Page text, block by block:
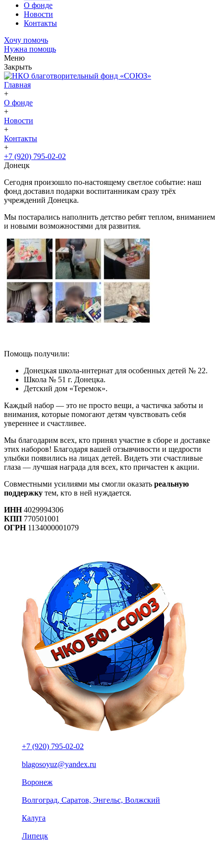
О фонде
Новости
Контакты
Хочу помочь
Нужна помощь
Меню
Закрыть
Главная
+
О фонде
+
Новости
+
Контакты
+
+7 (920) 795-02-02
Донецк
Сегодня произошло по‑настоящему светлое событие: наш
фонд доставил подарки воспитанникам сразу трёх
учреждений Донецка.
Мы постарались наполнить детство ребят теплом, вниманием
и новыми возможностями для развития.
Помощь получили:
Донецкая школа-интернат для особенных детей № 22.
Школа № 51 г. Донецка.
Детский дом «Теремок».
Каждый набор — это не просто вещи, а частичка заботы и
внимания, которые помогают детям чувствовать себя
увереннее и счастливее.
Мы благодарим всех, кто принял участие в сборе и доставке
этих наборов! Благодаря вашей отзывчивости и щедрости
улыбки появились на лицах детей. Видеть эти счастливые
глаза — лучшая награда для всех, кто причастен к акции.
Совместными усилиями мы смогли оказать реальную
поддержку тем, кто в ней нуждается.
ИНН4029994306
КПП 770501001
ОГРН1134000001079
+7 (920) 795-02-02
blagosoyuz@yandex.ru
Воронеж
Волгоград, Саратов, Энгельс, Волжский
Калуга
Липецк